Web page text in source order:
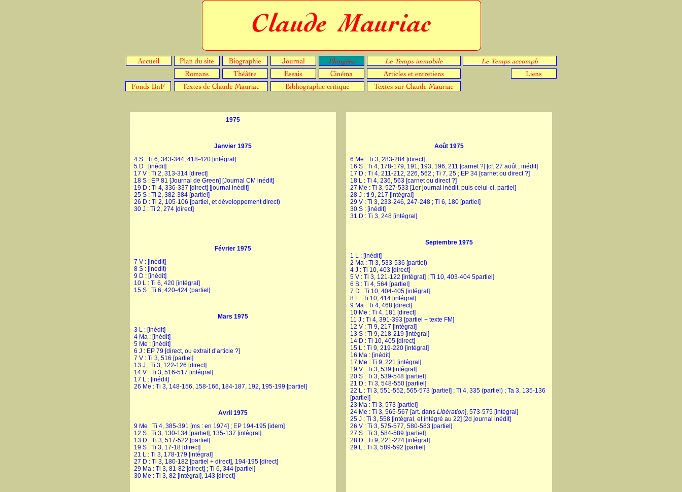
1975
Janvier 1975
4 S : Ti 6, 343-344, 418-420 [intégral]
5 D : [inédit]
17 V : Ti 2, 313-314 [direct]
18 S : EP 81 [Journal de Green] [Journal CM inédit]
19 D : Ti 4, 336-337 [direct] [journal inédit]
25 S : Ti 2, 382-384 [partiel]
26 D : Ti 2, 105-106 [partiel, et développement direct)
30 J : Ti 2, 274 [direct]
Février 1975
7 V : [inédit]
8 S : [inédit)
9 D : [inédit]
10 L : Ti 6, 420 [intégral]
15 S : Ti 6, 420-424 (partiel]
Mars 1975
3 L : [inédit]
4 Ma : [inédit]
5 Me : [inédit]
6 J : EP 79 [direct, ou extrait d’article ?]
7 V : Ti 3, 516 [partiel]
13 J : Ti 3, 122-126 [direct]
14 V : Ti 3, 516-517 [intégral]
17 L : [inédit]
26 Me : Ti 3, 148-156, 158-166, 184-187, 192, 195-199 [partiel]
Avril 1975
9 Me : Ti 4, 385-391 [ms : en 1974] ; EP 194-195 [idem]
12 S : Ti 3, 130-134 [partiel], 135-137 [intégral]
13 D : Ti 3, 517-522 [partiel]
19 S : Ti 3, 17-18 [direct]
21 L : Ti 3, 178-179 [intégral]
27 D : Ti 3, 180-182 [partiel + direct], 194-195 [direct]
29 Ma : Ti 3, 81-82 [direct] ; Ti 6, 344 [partiel]
30 Me : Ti 3, 82 [intégral], 143 [direct]
Août 1975
6 Me : Ti 3, 283-284 [direct]
16 S : Ti 4, 178-179, 191, 193, 196, 211 [carnet ?] [cf. 27 août , inédit]
17 D : Ti 4, 211-212, 226, 562 ; Ti 7, 25 ; EP 34 [carnet ou direct ?]
18 L : Ti 4, 236, 563 [carnet ou direct ?]
27 Me : Ti 3, 527-533 [1er journal inédit, puis celui-ci, partiel]
28 J : ti 9, 217 [intégral]
29 V : Ti 3, 233-246, 247-248 ; Ti 6, 180 [partiel]
30 S : [inédit]
31 D : Ti 3, 248 [intégral]
Septembre 1975
1 L : [inédit]
2 Ma : Ti 3, 533-536 [partiel)
4 J : Ti 10, 403 [direct]
5 V : Ti 3, 121-122 [intégral] ; Ti 10, 403-404 5partiel]
6 S : Ti 4, 564 [partiel]
7 D : Ti 10, 404-405 [intégral]
8 L : Ti 10, 414 [intégral]
9 Ma : Ti 4, 468 [direct]
10 Me : Ti 4, 181 [direct]
11 J : Ti 4, 391-393 [partiel + texte FM]
12 V : Ti 9, 217 [intégral]
13 S : Ti 9, 218-219 [intégral]
14 D : Ti 10, 405 [direct]
15 L : Ti 9, 219-220 [intégral]
16 Ma : [inédit]
17 Me : Ti 9, 221 [intégral]
19 V : Ti 3, 539 [intégral]
20 S : Ti 3, 539-548 [partiel]
21 D : Ti 3, 548-550 [partiel]
22 L : Ti 3, 551-552, 565-573 [partiel] ; Ti 4, 335 (partiel) ; Ta 3, 135-136
[partiel]
23 Ma : Ti 3, 573 [partiel]
24 Me : Ti 3, 565-567 [art. dans Libération], 573-575 [intégral]
25 J : Ti 3, 558 [intégral, et intégré au 22] [2d journal inédit]
26 V : Ti 3, 575-577, 580-583 [partiel]
27 S : Ti 3, 584-589 [partiel]
28 D : Ti 9, 221-224 [intégral]
29 L : Ti 3, 589-592 [partiel]